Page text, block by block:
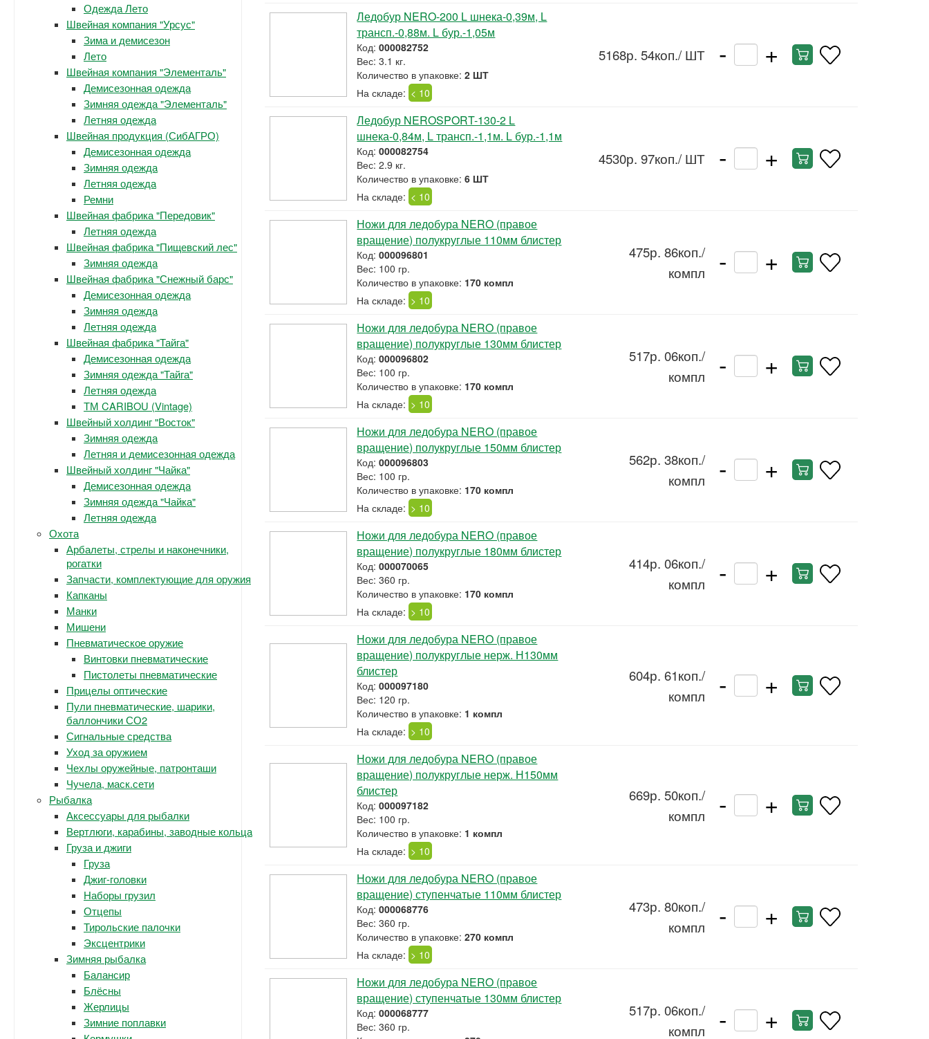
Одежда Лето
Швейная компания "Урсус"
Зима и демисезон
Лето
Швейная компания "Элементаль"
Демисезонная одежда
Зимняя одежда "Элементаль"
Летняя одежда
Швейная продукция (СибАГРО)
Демисезонная одежда
Зимняя одежда
Летняя одежда
Ремни
Швейная фабрика "Передовик"
Летняя одежда
Швейная фабрика "Пищевский лес"
Зимняя одежда
Швейная фабрика "Снежный барс"
Демисезонная одежда
Зимняя одежда
Летняя одежда
Швейная фабрика "Тайга"
Демисезонная одежда
Зимняя одежда "Тайга"
Летняя одежда
ТМ CARIBOU (Vintage)
Швейный холдинг "Восток"
Зимняя одежда
Летняя и демисезонная одежда
Швейный холдинг "Чайка"
Демисезонная одежда
Зимняя одежда "Чайка"
Летняя одежда
Охота
Арбалеты, стрелы и наконечники,
рогатки
Запчасти, комплектующие для оружия
Капканы
Манки
Мишени
Пневматическое оружие
Винтовки пневматические
Пистолеты пневматические
Прицелы оптические
Пули пневматические, шарики,
баллончики СО2
Сигнальные средства
Уход за оружием
Чехлы оружейные, патронташи
Чучела, маск.сети
Рыбалка
Аксессуары для рыбалки
Вертлюги, карабины, заводные кольца
Груза и джиги
Груза
Джиг-головки
Наборы грузил
Отцепы
Тирольские палочки
Эксцентрики
Зимняя рыбалка
Балансир
Блёсны
Жерлицы
Зимние поплавки
Ледобур NERO-200 L шнека-0,39м, L
трансп.-0,88м. L бур.-1,05м
Код:000082752
Вес: 3.1 кг.
Количество в упаковке:2 ШТ
На складе: < 10
5168р. 54коп./ ШТ - +
Ледобур NEROSPORT-130-2 L
шнека-0,84м, L трансп.-1,1м. L бур.-1,1м
Код:000082754
Вес: 2.9 кг.
Количество в упаковке:6 ШТ
На складе: < 10
4530р. 97коп./ ШТ - +
Ножи для ледобура NERO (правое
вращение) полукруглые 110мм блистер
Код:000096801
Вес: 100 гр.
Количество в упаковке: 170 компл
На складе: > 10
475р. 86коп./
компл
- +
Ножи для ледобура NERO (правое
вращение) полукруглые 130мм блистер
Код:000096802
Вес: 100 гр.
Количество в упаковке: 170 компл
На складе: > 10
517р. 06коп./
компл
- +
Ножи для ледобура NERO (правое
вращение) полукруглые 150мм блистер
Код:000096803
Вес: 100 гр.
Количество в упаковке: 170 компл
На складе: > 10
562р. 38коп./
компл
- +
Ножи для ледобура NERO (правое
вращение) полукруглые 180мм блистер
Код:000070065
Вес: 360 гр.
Количество в упаковке: 170 компл
На складе: > 10
414р. 06коп./
компл
- +
Ножи для ледобура NERO (правое
вращение) полукруглые нерж. Н130мм
блистер
Код:000097180
Вес: 120 гр.
Количество в упаковке: 1 компл
На складе: > 10
604р. 61коп./
компл
- +
Ножи для ледобура NERO (правое
вращение) полукруглые нерж. Н150мм
блистер
Код:000097182
Вес: 100 гр.
Количество в упаковке: 1 компл
На складе: > 10
669р. 50коп./
компл
- +
Ножи для ледобура NERO (правое
вращение) ступенчатые 110мм блистер
Код:000068776
Вес: 360 гр.
Количество в упаковке:270 компл
На складе: > 10
473р. 80коп./
компл
- +
Ножи для ледобура NERO (правое
вращение) ступенчатые 130мм блистер
Код:000068777
Вес: 360 гр.
517р. 06коп./
компл
- +